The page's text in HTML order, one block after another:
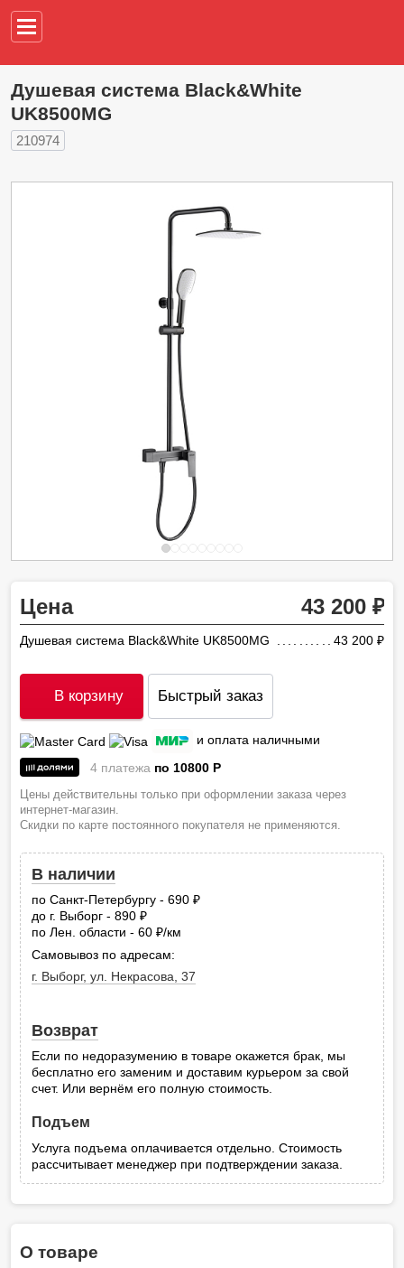
Душевая система Black&White
UK8500MG
210974
Цена 43 200
Душевая система Black&White UK8500MG 43 200
В корзину Быстрый заказ
и оплата наличными
4 платежа по 10800 P
Цены действительны только при оформлении заказа через
интернет-магазин.
Скидки по карте постоянного покупателя не применяются.
В наличии
по Санкт-Петербургу - 690
до г. Выборг - 890
по Лен. области - 60
руб.
/км
Самовывоз по адресам:
г. Выборг, ул. Некрасова, 37
Возврат
Если по недоразумению в товаре окажется брак, мы
бесплатно его заменим и доставим курьером за свой
счет. Или вернём его полную стоимость.
Подъем
Услуга подъема оплачивается отдельно. Стоимость
рассчитывает менеджер при подтверждении заказа.
О товаре